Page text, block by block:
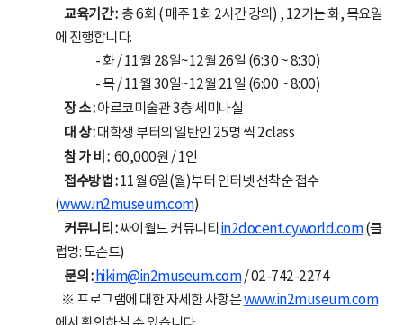
교육기간 : 총 6회 ( 매주 1회 2시간 강의) , 12기는 화, 목요일
에 진행합니다.
- 화 / 11월 28일~12월 26일 (6:30 ~ 8:30)
- 목 / 11월 30일~12월 21일 (6:00 ~ 8:00)
장 소 :아르코미술관 3층 세미나실
대 상 :대학생 부터의 일반인 25명 씩 2class
참 가 비 : 60,000원 / 1인
접수방법 :11월 6일(월)부터 인터넷 선착순 접수
(www.in2museum.com)
커뮤니티 :싸이월드 커뮤니티 in2docent.cyworld.com(클
럽명: 도슨트)
문의 : hikim@in2museum.com/ 02-742-2274
※ 프로그램에 대한 자세한 사항은www.in2museum.com